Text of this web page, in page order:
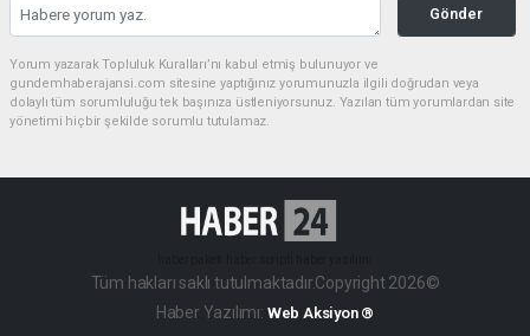
Gönder
Yorum yazarak Topluluk Kuralları’nı kabul etmiş bulunuyor ve
gundemhaberajansi.com sitesine yaptığınız yorumunuzla ilgili doğrudan veya
dolaylı tüm sorumluluğu tek başınıza üstleniyorsunuz. Yazılan tüm yorumlardan site
yönetimi hiçbir şekilde sorumlu tutulamaz.
Tüm hakları saklı tutulmaktadır.Copyright 2026©
Haber Yazılımı: Web Aksiyon ®